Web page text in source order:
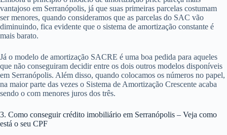
vantajoso em Serranópolis, já que suas primeiras parcelas costumam
ser menores, quando consideramos que as parcelas do SAC vão
diminuindo, fica evidente que o sistema de amortização constante é
mais barato.
Já o modelo de amortização SACRE é uma boa pedida para aqueles
que não conseguiram decidir entre os dois outros modelos disponíveis
em Serranópolis. Além disso, quando colocamos os números no papel,
na maior parte das vezes o Sistema de Amortização Crescente acaba
sendo o com menores juros dos três.
3. Como conseguir crédito imobiliário em Serranópolis – Veja como
está o seu CPF